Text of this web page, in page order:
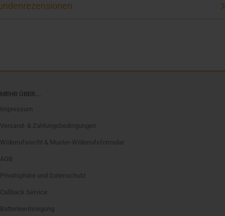
MEHR ÜBER...
Impressum
Versand- & Zahlungsbedingungen
Widerrufsrecht & Muster-Widerrufsformular
AGB
Privatsphäre und Datenschutz
Callback Service
Batterieentsorgung